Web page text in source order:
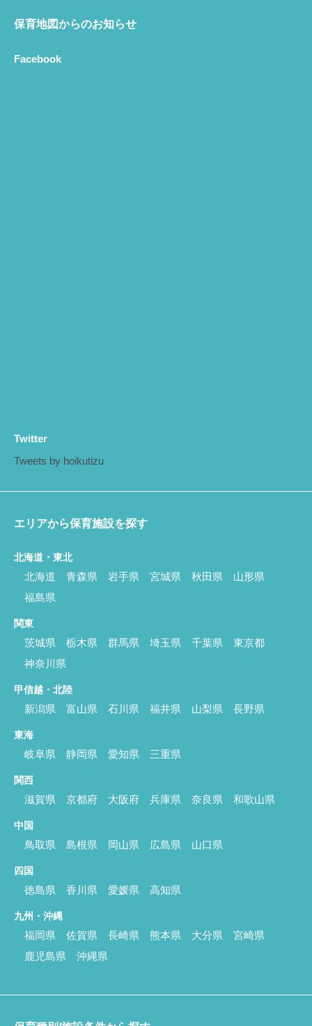
保育地図からのお知らせ
Facebook
Twitter
Tweets by hoikutizu
エリアから保育施設を探す
北海道・東北
北海道 青森県 岩手県 宮城県 秋田県
山形県
福島県
関東
茨城県 栃木県 群馬県 埼玉県 千葉県
東京都
神奈川県
甲信越・北陸
新潟県 富山県 石川県 福井県 山梨県 長野県
東海
岐阜県 静岡県 愛知県 三重県
関西
滋賀県 京都府 大阪府 兵庫県 奈良県 和歌山県
中国
鳥取県 島根県 岡山県 広島県 山口県
四国
徳島県 香川県 愛媛県 高知県
九州・沖縄
福岡県 佐賀県 長崎県 熊本県 大分県
宮崎県
鹿児島県
沖縄県